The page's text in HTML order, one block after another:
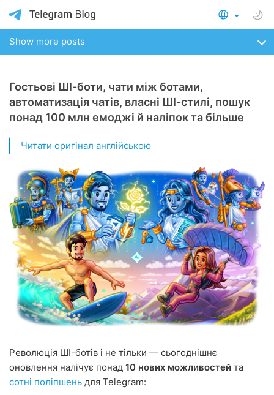
Show more posts
Гостьові ШІ-боти, чати між ботами,
автоматизація чатів, власні ШІ-стилі, пошук
понад 100 млн емоджі й наліпок та більше
Читати оригінал англійською
Революція ШІ-ботів і не тільки — сьогоднішнє
оновлення налічує понад 10 нових можливостей та
сотні поліпшень для Telegram: